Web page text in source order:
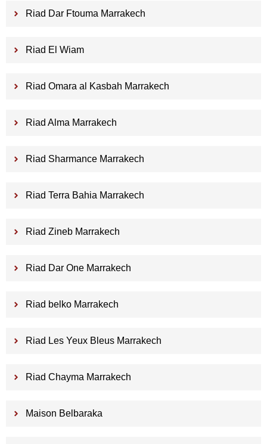
Riad Dar Ftouma Marrakech
Riad El Wiam
Riad Omara al Kasbah Marrakech
Riad Alma Marrakech
Riad Sharmance Marrakech
Riad Terra Bahia Marrakech
Riad Zineb Marrakech
Riad Dar One Marrakech
Riad belko Marrakech
Riad Les Yeux Bleus Marrakech
Riad Chayma Marrakech
Maison Belbaraka